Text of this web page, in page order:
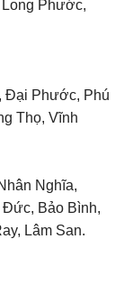
Phước,
Đại Phước, Phú
Thọ, Vĩnh
Nghĩa,
Bảo Bình,
Lâm San.